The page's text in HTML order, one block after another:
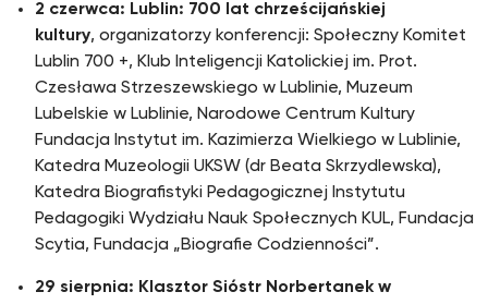
2 czerwca: Lublin: 700 lat chrześcijańskiej
kultury, organizatorzy konferencji: Społeczny Komitet
Lublin 700 +, Klub Inteligencji Katolickiej im. Prot.
Czesława Strzeszewskiego w Lublinie, Muzeum
Lubelskie w Lublinie, Narodowe Centrum Kultury
Fundacja Instytut im. Kazimierza Wielkiego w Lublinie,
Katedra Muzeologii UKSW (dr Beata Skrzydlewska),
Katedra Biografistyki Pedagogicznej Instytutu
Pedagogiki Wydziału Nauk Społecznych KUL, Fundacja
Scytia, Fundacja „Biografie Codzienności”.
29 sierpnia: Klasztor Sióstr Norbertanek w